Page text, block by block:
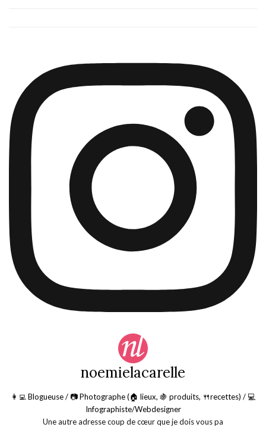
noemielacarelle
👩‍💻 Blogueuse / 📷 Photographe (🏠 lieux, 🍇 produits, 🍴recettes) / 💻
Infographiste/Webdesigner
Une autre adresse coup de cœur que je dois vous pa